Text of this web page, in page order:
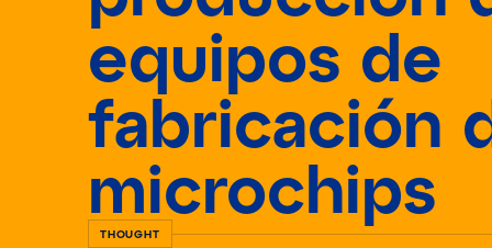
equipos de
fabricación
microchips
THOUGHT